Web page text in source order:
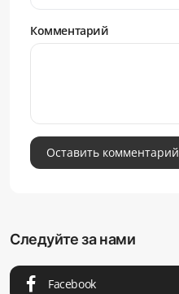
Комментарий
Оставить комментарий
Следуйте за нами
Facebook